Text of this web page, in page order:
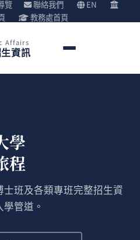
覽 聯絡我們
EN
教務處首頁
Affairs
資訊
學
程
班及各類專班完整招生資
管道。